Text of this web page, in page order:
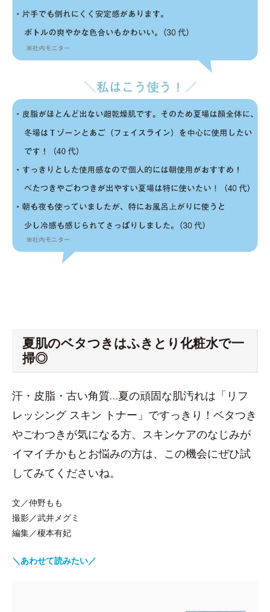
夏肌のベタつきはふきとり化粧水で一
掃◎
汗・皮脂・古い角質…夏の頑固な肌汚れは「リフ
レッシング スキン トナー」ですっきり！ベタつき
やごわつきが気になる方、スキンケアのなじみが
イマイチかもとお悩みの方は、この機会にぜひ試
してみてくださいね。
文／仲野もも
撮影／武井メグミ
編集／榎本有妃
＼あわせて読みたい／